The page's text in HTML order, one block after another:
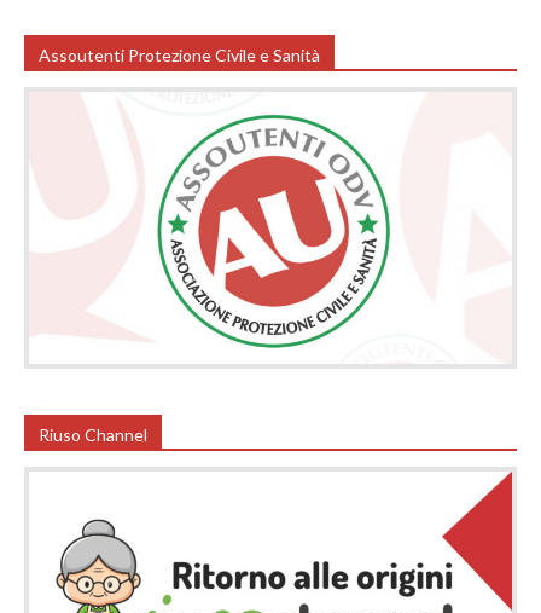
Assoutenti Protezione Civile e Sanità
Riuso Channel